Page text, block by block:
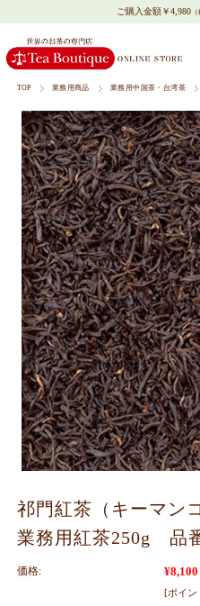
ご購入金額￥4,980
TOP 業務用商品 業務用中国茶・台湾茶
祁門紅茶（キーマン
業務用紅茶250g 品
価格: ¥8,100
[ポイン